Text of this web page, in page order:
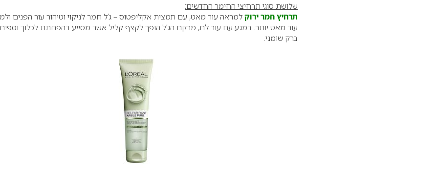
שלושת סוגי תרחיצי החימר החדשים:
תרחיץ חמר ירוקלמראה עור מאט, עם תמצית אקליפטוס – ג’ל חמר לניקוי וטיהור עור הפנים
עור מאט יותר. במגע עם עור לח, מרקם הג’ל הופך לקצף קליל אשר מסייע בהפחתת לכלוך
ברק שומני.